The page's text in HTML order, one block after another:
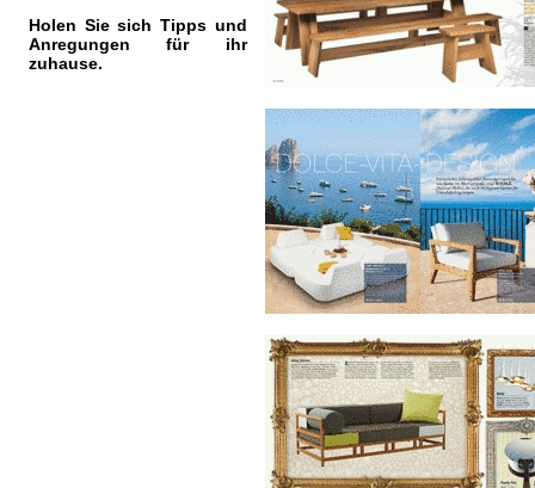
Holen Sie sich Tipps und
Anregungen für ihr
zuhause.